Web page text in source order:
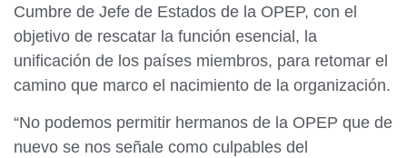
Cumbre de Jefe de Estados de la OPEP, con el
objetivo de rescatar la función esencial, la
unificación de los países miembros, para retomar el
camino que marco el nacimiento de la organización.
“No podemos permitir hermanos de la OPEP que de
nuevo se nos señale como culpables del